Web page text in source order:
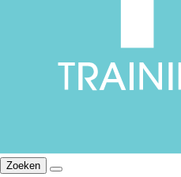
Zoeken